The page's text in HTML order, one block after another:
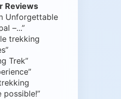
Reviews
An Unforgettable
–...”
trekking
Trek”
possible!”